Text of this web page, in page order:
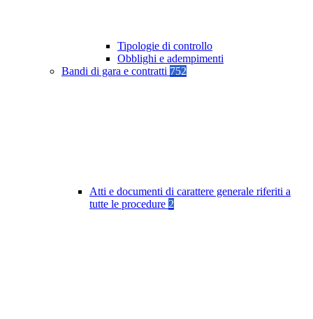
Tipologie di controllo
Obblighi e adempimenti
Bandi di gara e contratti 752
Atti e documenti di carattere generale riferiti a
tutte le procedure 2